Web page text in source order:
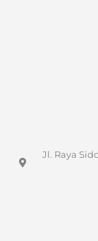
Jl. Raya